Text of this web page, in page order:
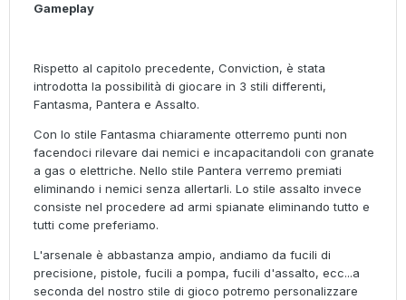
Gameplay
Rispetto al capitolo precedente, Conviction, è stata
introdotta la possibilità di giocare in 3 stili differenti,
Fantasma, Pantera e Assalto.
Con lo stile Fantasma chiaramente otterremo punti non
facendoci rilevare dai nemici e incapacitandoli con granate
a gas o elettriche. Nello stile Pantera verremo premiati
eliminando i nemici senza allertarli. Lo stile assalto invece
consiste nel procedere ad armi spianate eliminando tutto e
tutti come preferiamo.
L'arsenale è abbastanza ampio, andiamo da fucili di
precisione, pistole, fucili a pompa, fucili d'assalto, ecc...a
seconda del nostro stile di gioco potremo personalizzare